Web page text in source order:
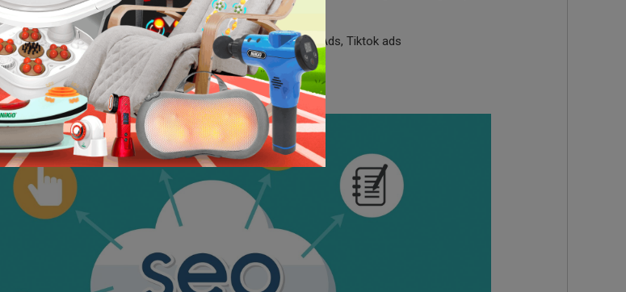
Shopee, Tiktok
các chiến dịch chạy kênh quảng cáo Google ADS, Facebook Ads, Tiktok ads
chuẩn SEO lên web site,
web trên Google hàng tuần, báo cáo công việc hằng ngày.